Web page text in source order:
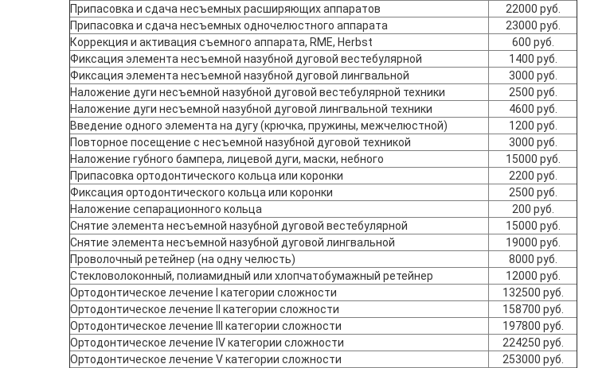
Припасовка и сдача несъемных расширяющих аппаратов
22000 руб.
Припасовка и сдача несъемных одночелюстного аппарата
23000 руб.
Коррекция и активация съемного аппарата, RME, Herbst
600 руб.
Фиксация элемента несъемной назубной дуговой вестебулярной
1400 руб.
Фиксация элемента несъемной назубной дуговой лингвальной
3000 руб.
Наложение дуги несъемной назубной дуговой вестебулярной техники
2500 руб.
Наложение дуги несъемной назубной дуговой лингвальной техники
4600 руб.
Введение одного элемента на дугу (крючка, пружины, межчелюстной)
1200 руб.
Повторное посещение с несъемной назубной дуговой техникой
3000 руб.
Наложение губного бампера, лицевой дуги, маски, небного
15000 руб.
Припасовка ортодонтического кольца или коронки
2200 руб.
Фиксация ортодонтического кольца или коронки
2500 руб.
Наложение сепарационного кольца
200 руб.
Снятие элемента несъемной назубной дуговой вестебулярной
15000 руб.
Снятие элемента несъемной назубной дуговой лингвальной
19000 руб.
Проволочный ретейнер (на одну челюсть)
8000 руб.
Стекловолоконный, полиамидный или хлопчатобумажный ретейнер
12000 руб.
Ортодонтическое лечение I категории сложности
132500 руб.
Ортодонтическое лечение II категории сложности
158700 руб.
Ортодонтическое лечение III категории сложности
197800 руб.
Ортодонтическое лечение IV категории сложности
224250 руб.
Ортодонтическое лечение V категории сложности
253000 руб.